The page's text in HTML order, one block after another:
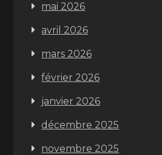
mai 2026
avril 2026
mars 2026
février 2026
janvier 2026
décembre 2025
novembre 2025